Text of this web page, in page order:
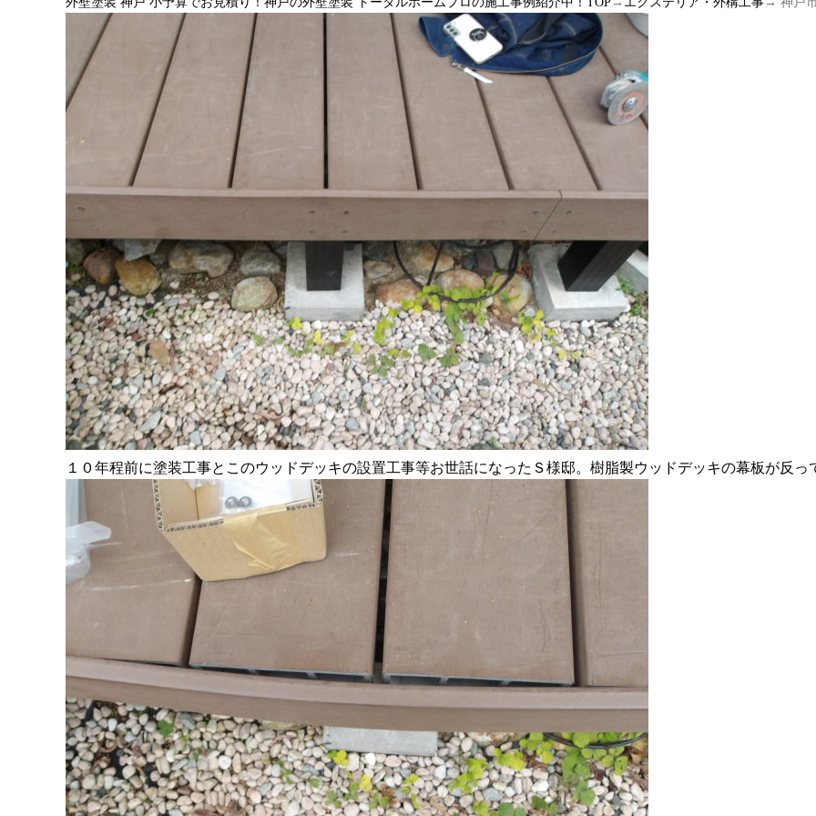
１０年程前に塗装工事とこのウッドデッキの設置工事等お世話になったＳ様邸。樹脂製ウッドデッキの幕板が反っ